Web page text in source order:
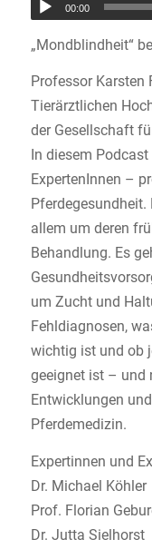
00:00
„Mondblindheit“
Professor Karsten
Tierärztlichen
der Gesellschaft
In diesem
ExpertenInnen –
Pferdegesundheit.
allem um deren
Behandlung. Es
um Zucht und
Fehldiagnosen,
wichtig ist und ob
geeignet ist – und
Entwicklungen
Pferdemedizin.
Expertinnen und
Dr. Michael Köhler
Prof. Florian
Dr. Jutta Sielhorst